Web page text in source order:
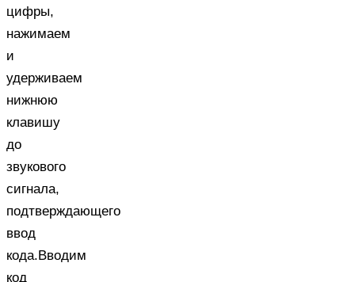
цифры,
нажимаем
и
удерживаем
нижнюю
клавишу
до
звукового
сигнала,
подтверждающего
ввод
кода.Вводим
код